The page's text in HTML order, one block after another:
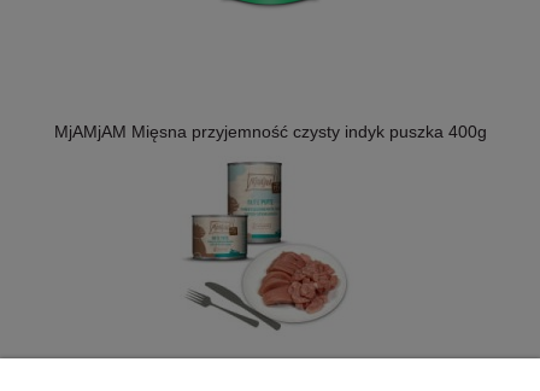
MjAMjAM Mięsna przyjemność czysty indyk puszka 400g